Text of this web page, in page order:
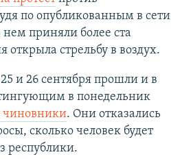
по опубликованным в сети
нем приняли более ста
открыла стрельбу в воздух.
и 26 сентября прошли и в
в понедельник
. Они отказались
сколько человек будет
республики.